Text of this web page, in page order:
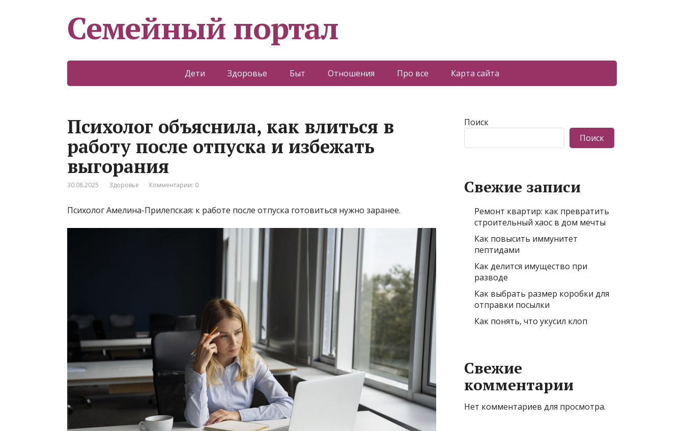
Семейный портал
Дети Здоровье Быт Отношения Про все Карта сайта
Психолог объяснила, как влиться в
работу после отпуска и избежать
выгорания
30.08.2025 Здоровье Комментарии: 0
Психолог Амелина-Прилепская: к работе после отпуска готовиться нужно заранее.
Поиск
Поиск
Свежие записи
Ремонт квартир: как превратить
строительный хаос в дом мечты
Как повысить иммунитет
пептидами
Как делится имущество при
разводе
Как выбрать размер коробки для
отправки посылки
Как понять, что укусил клоп
Свежие
комментарии
Нет комментариев для просмотра.